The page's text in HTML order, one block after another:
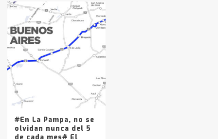
#En La Pampa, no se
olvidan nunca del 5